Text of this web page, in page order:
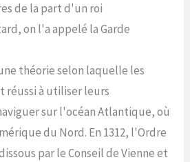
de la part d'un roi
on l'a appelé la Garde
théorie selon laquelle les
réussi à utiliser leurs
sur l'océan Atlantique, où
du Nord. En 1312, l'Ordre
par le Conseil de Vienne et